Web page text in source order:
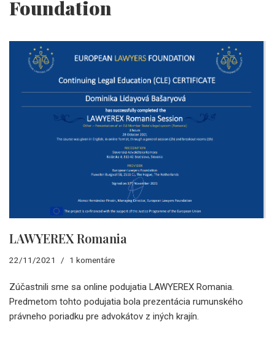
Foundation
LAWYEREX Romania
22/11/2021 1 komentáre
Zúčastnili sme sa online podujatia LAWYEREX Romania.
Predmetom tohto podujatia bola prezentácia rumunského
právneho poriadku pre advokátov z iných krajín.